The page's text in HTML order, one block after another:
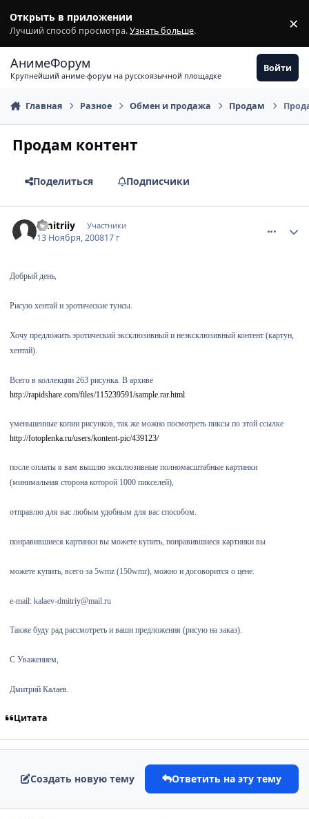
Открыть в приложении
Лучший способ просмотра.Узнать больше. ×
АнимеФорум
Крупнейший аниме-форум на русскоязычной площадке
Войти
Главная Разное Обмен и продажа Продам
Продам контент
Поделиться Подписчики
Dmitriiy Участники
13 Ноября, 200817 г
Добрый день,
Рисую хентай и эротические тунсы.
Хочу предложить эротический эксклюзивный и неэксклюзивный контент (картун,
хентай).
Всего в коллекции 263 рисунка. В архиве
http://rapidshare.com/files/115239591/sample.rar.html
уменьшенные копии рисунков, так же можно посмотреть пиксы по этой ссылке
http://fotoplenka.ru/users/kontent-pic/439123/
после оплаты я вам вышлю эксклюзивные полномасштабные картинки
(минимальная сторона которой 1000 пикселей),
отправлю для вас любым удобным для вас способом.
понравившиеся картинки вы можете купить, понравившиеся картинки вы
можете купить, всего за 5wmz (150wmr), можно и договорится о цене.
e-mail: kalaev-dmitriy@mail.ru
Также буду рад рассмотреть и ваши предложения (рисую на заказ).
С Уважением,
Дмитрий Калаев.
Цитата
Создать новую тему Ответить на эту тему